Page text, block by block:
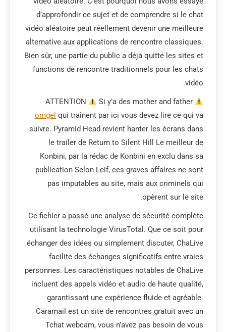
d’approfondir ce sujet et de comprendre si le chat
vidéo aléatoire peut réellement devenir une meilleure
alternative aux applications de rencontre classiques.
Bien sûr, une partie du public a déjà quitté les sites et
functions de rencontre traditionnels pour les chats
vidéo.
ATTENTION
Si y’a des mother and father
omgel qui traînent par ici vous devez lire ce qui va
suivre. Pyramid Head revient hanter les écrans dans
le trailer de Return to Silent Hill Le meilleur de
Konbini, par la rédac de Konbini en exclu dans sa
publication Selon Leif, ces graves affaires ne sont
pas imputables au site, mais aux criminels qui
opèrent sur le site.
Ce fichier a passé une analyse de sécurité complète
utilisant la technologie VirusTotal. Que ce soit pour
échanger des idées ou simplement discuter, ChaLive
facilite des échanges significatifs entre vraies
personnes. Les caractéristiques notables de ChaLive
incluent des appels vidéo et audio de haute qualité,
garantissant une expérience fluide et agréable.
Caramail est un site de rencontres gratuit avec un
Tchat webcam, vous n’avez pas besoin de vous